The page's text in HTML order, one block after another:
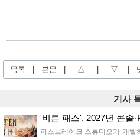
목록 본문 △ ▽
기사
'비튼 패스', 2027년 콘솔
피스브레이크 스튜디오가 개발